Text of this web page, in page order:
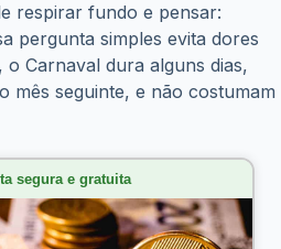
respirar fundo e pensar:
pergunta simples evita dores
Carnaval dura alguns dias,
mês seguinte, e não costumam
segura e gratuita